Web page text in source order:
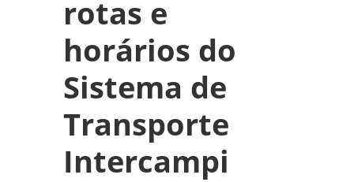
rotas e
horários do
Sistema de
Transporte
Intercampi